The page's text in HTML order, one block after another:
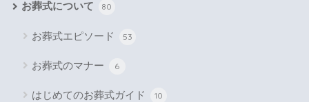
お葬式について 80
お葬式エピソード 53
お葬式のマナー 6
はじめてのお葬式ガイド 10